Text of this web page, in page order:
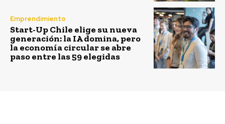
Emprendimiento
Start-Up Chile elige su nueva
generación: la IA domina, pero
la economía circular se abre
paso entre las 59 elegidas